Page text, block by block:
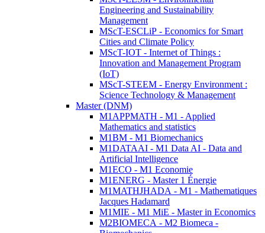
Engineering and Sustainability
Management
MScT-ESCLiP - Economics for Smart
Cities and Climate Policy
MScT-IOT - Internet of Things :
Innovation and Management Program
(IoT)
MScT-STEEM - Energy Environment :
Science Technology & Management
Master (DNM)
M1APPMATH - M1 - Applied
Mathematics and statistics
M1BM - M1 Biomechanics
M1DATAAI - M1 Data AI - Data and
Artificial Intelligence
M1ECO - M1 Economie
M1ENERG - Master 1 Énergie
M1MATHJHADA - M1 - Mathematiques
Jacques Hadamard
M1MIE - M1 MiE - Master in Economics
M2BIOMECA - M2 Biomeca -